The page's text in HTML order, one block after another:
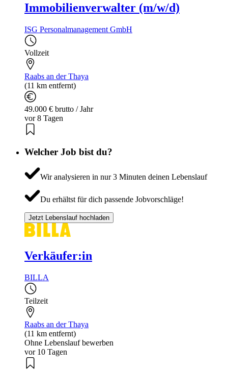
Immobilienverwalter (m/w/d)
ISG Personalmanagement GmbH
Vollzeit
Raabs an der Thaya
(11 km entfernt)
49.000 € brutto / Jahr
vor 8 Tagen
Welcher Job bist du?
Wir analysieren in nur 3 Minuten deinen Lebenslauf
Du erhältst für dich passende Jobvorschläge!
Jetzt Lebenslauf hochladen
Verkäufer:in
BILLA
Teilzeit
Raabs an der Thaya
(11 km entfernt)
Ohne Lebenslauf bewerben
vor 10 Tagen